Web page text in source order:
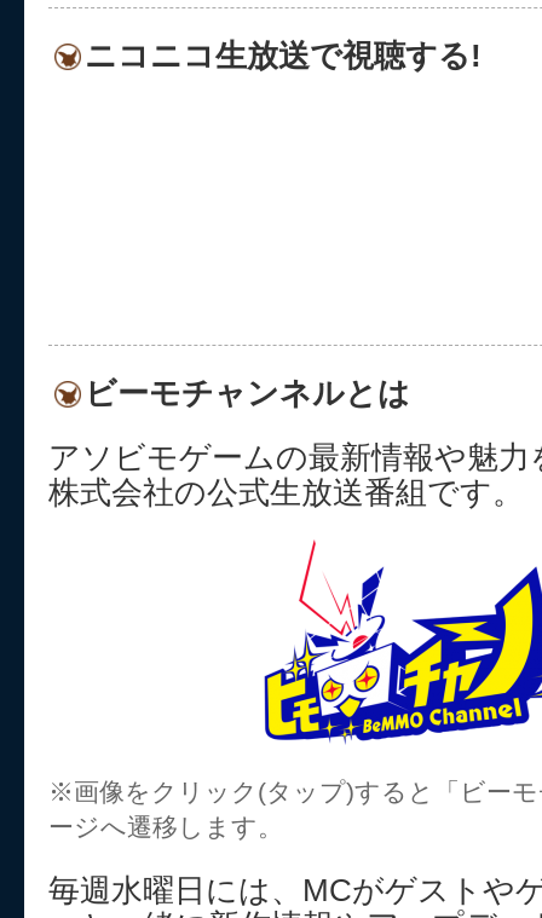
ニコニコ生放送で視聴する!
ビーモチャンネルとは
アソビモゲームの最新情報や魅
株式会社の公式生放送番組です。
※画像をクリック(タップ)すると「ビー
ージへ遷移します。
毎週水曜日には、MCがゲストや